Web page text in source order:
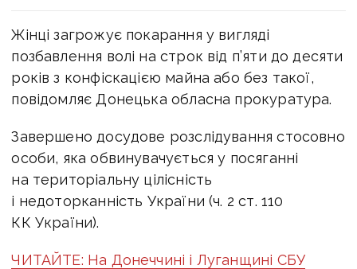
Жінці загрожує покарання у вигляді
позбавлення волі на строк від п’яти до десяти
років з конфіскацією майна або без такої,
повідомляє Донецька обласна прокуратура.
Завершено досудове розслідування стосовно
особи, яка обвинувачується у посяганні
на територіальну цілісність
і недоторканність України (ч. 2 ст. 110
КК України).
ЧИТАЙТЕ: На Донеччині і Луганщині СБУ